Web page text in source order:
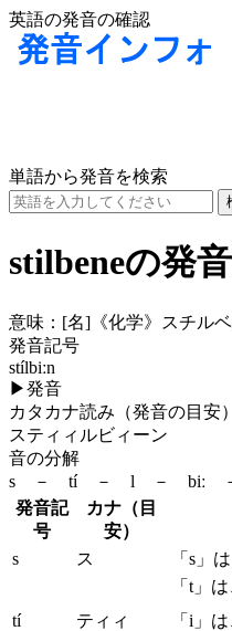
英語の発音の確認
単語から発音を検索
stilbeneの発
意味： [名] 《化学》スチル
発音記号
stílbiːn
▶発音
カタカナ読み（発音の目安）
スティィルビィーン
音の分解
s － tí － l － biː
発音記
号
カナ（目
安）
s ス 「s」
tí ティィ
「t」
「i」